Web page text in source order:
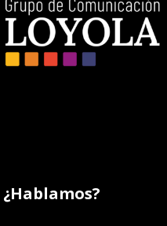
¿Hablamos?